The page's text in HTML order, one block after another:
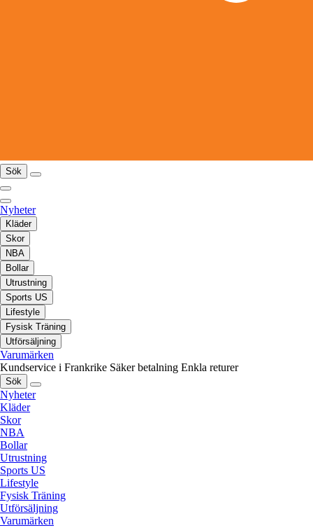
Sök
Nyheter
Kläder
Skor
NBA
Bollar
Utrustning
Sports US
Lifestyle
Fysisk Träning
Utförsäljning
Varumärken
Kundservice i Frankrike Säker betalning Enkla returer
Sök
Nyheter
Kläder
Skor
NBA
Bollar
Utrustning
Sports US
Lifestyle
Fysisk Träning
Utförsäljning
Varumärken